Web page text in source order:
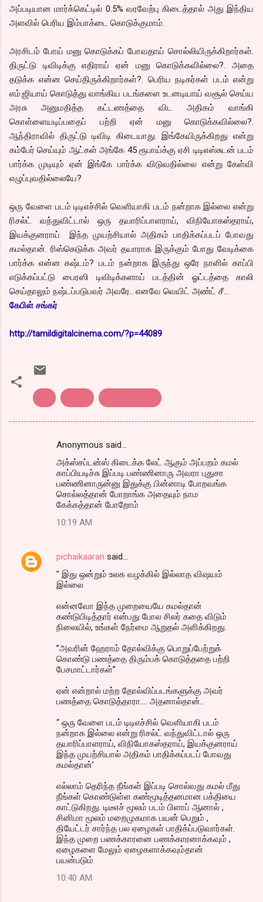
அப்படியான மார்க்கெட்டில் 0.5% வரவேற்பு கிடைத்தால் அது இந்திய
அளவில் பெரிய இம்பாக்டை கொடுக்குமாம்.
அரசிடம் போய் மனு கொடுக்கப் போவதாய் சொல்லியிருக்கிறார்கள்.
திருட்டு டிவிடிக்கு எதிராய் ஏன் மனு கொடுக்கவில்லை?. அதை
தடுக்க என்ன செய்திருக்கிறார்கள்?. பெரிய நடிகர்கள் படம் என்று
எம்.ஜியாய் கொடுத்து வாங்கிய படங்களை உடனடியாய் வசூல் செய்ய
அரசு அனுமதித்த கட்டணத்தை விட அதிகம் வாங்கி
கொள்ளையடிப்பதைப் பற்றி ஏன் மனு கொடுக்கவில்லை?.
ஆந்திராவில் திருட்டு டிவிடி கிடையாது. இங்கேயிருக்கிறது என்று
கம்பேர் செய்யும் ஆட்கள் அங்கே 45 ரூபாய்க்கு ஏசி டிடிஎஸ்சுடன் படம்
பார்க்க முடியும் ஏன் இங்கே பார்க்க விடுவதில்லை என்று கேள்வி
எழுப்புவதில்லையே?
ஒரு வேளை படம் டிடிஎச்சில் வெளியாகி படம் நன்றாக இல்லை என்று
ரிசல்ட் வந்துவிட்டால் ஒரு தயாரிப்பாளராய், விநியோகஸ்தராய்,
இயக்குனராய் இந்த முயற்சியால் அதிகம் பாதிக்கப்படப் போவது
கமல்தான். ரிஸ்கெடுக்க அவர் தயாராக இருக்கும் போது வேடிக்கை
பார்க்க என்ன கஷ்டம்? படம் நன்றாக இருந்து ஒரே நாளில் காப்பி
எடுக்கப்பட்டு பைரஸி டிவிடிக்களாய் படத்தின் ஓட்டத்தை காலி
செய்தாலும் நஷ்டப்படுபவர் அவரே.. எனவே வெயிட் அண்ட் சீ...
கேபிள் சங்கர்
http://tamildigitalcinema.com/?p=44089
s
Anonymous said…
அக்ஸ்சப்டன்ஸ் கிடைக்க லேட் ஆகும் அப்பறம் கமல்
காப்பியடிச்சு இப்படி பண்ணினாரு அவரா புதுசா
பண்ணினாருன்னு இதுக்கு பின்னாடி போறவங்க
சொல்லத்தான் போறாங்க அதையும் நாம
கேக்கத்தான் போறோம்
10:19 AM
pichaikaaran said…
" இது ஒன்றும் உலக வழக்கில் இல்லாத விஷயம்
இல்லை
என்னவோ இந்த முறையையே கமல்தான்
கண்டுபிடித்தார் என்பது போல சிலர் கதை விடும்
நிலையில், உங்கள் நேர்மை ஆறுதல் அளிக்கிறது.
”அவரின் ஹேராம் தோல்விக்கு பொறுப்பேற்றுக்
கொண்டு பணத்தை திரும்பக் கொடுத்ததை பற்றி
பேசமாட்டார்கள்”
ஏன் என்றால் மற்ற தோல்விப்படங்களுக்கு அவர்
பணத்தை கொடுத்தாரா.... அதனால்தான்..
“ ஒரு வேளை படம் டிடிஎச்சில் வெளியாகி படம்
நன்றாக இல்லை என்று ரிசல்ட் வந்துவிட்டால் ஒரு
தயாரிப்பாளராய், விநியோகஸ்தராய், இயக்குனராய்
இந்த முயற்சியால் அதிகம் பாதிக்கப்படப் போவது
கமல்தான்’
எல்லாம் தெரிந்த நீங்கள் இப்படி சொல்வது கமல் மீது
நீங்கள் கொண்டுள்ள கண்மூடித்தனமான பக்தியை
காட்டுகிறது. டிடீஎச் மூலம் படம் பிளாப் ஆனால் ,
சினிமா மூலம் மறைமுகமாக பயன் பெறும் ,
தியேட்டர் சார்ந்த பல ஏழைகள் பாதிக்ப்படுவார்கள்.
இந்த முறை பணக்காரனை பணக்காரனாக்கவும் ,
ஏழைகளை மேலும் ஏழைகளாக்கவும்தான்
பயன்படும்
10:40 AM